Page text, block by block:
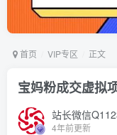
首页 VIP专区 正文
宝妈粉成交虚拟
站长微信
4年前更新